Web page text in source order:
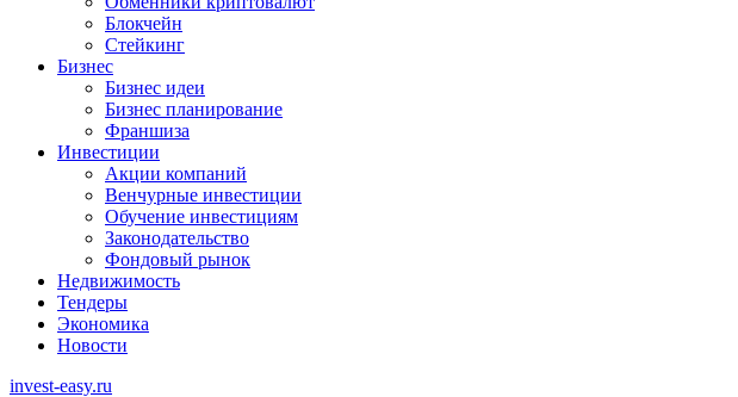
Блокчейн
Стейкинг
Бизнес
Бизнес идеи
Бизнес планирование
Франшиза
Инвестиции
Акции компаний
Венчурные инвестиции
Обучение инвестициям
Законодательство
Фондовый рынок
Недвижимость
Тендеры
Экономика
Новости
invest-easy.ru